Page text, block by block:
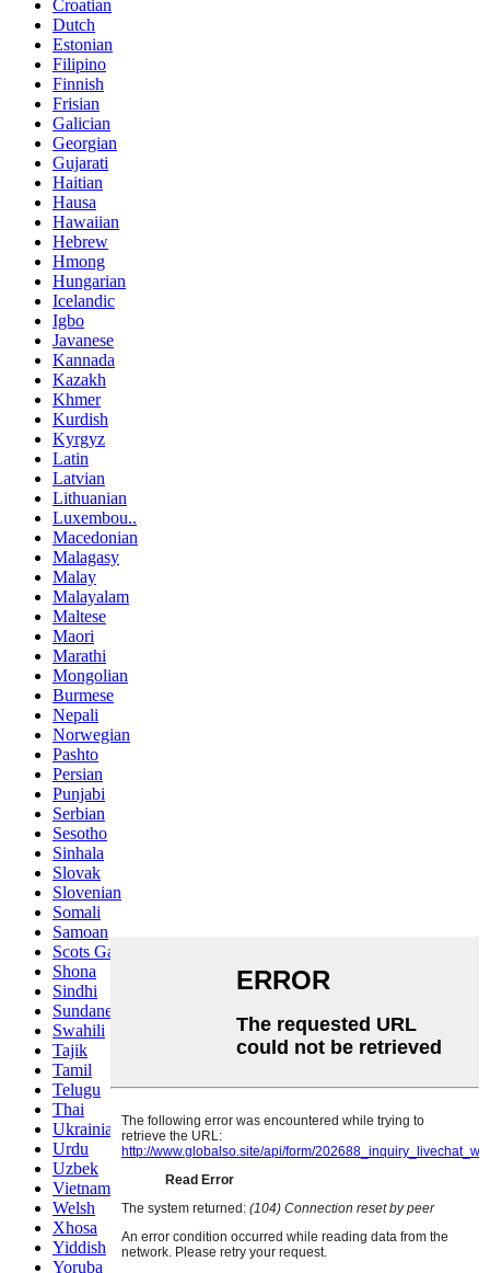
Croatian
Dutch
Estonian
Filipino
Finnish
Frisian
Galician
Georgian
Gujarati
Haitian
Hausa
Hawaiian
Hebrew
Hmong
Hungarian
Icelandic
Igbo
Javanese
Kannada
Kazakh
Khmer
Kurdish
Kyrgyz
Latin
Latvian
Lithuanian
Luxembou..
Macedonian
Malagasy
Malay
Malayalam
Maltese
Maori
Marathi
Mongolian
Burmese
Nepali
Norwegian
Pashto
Persian
Punjabi
Serbian
Sesotho
Sinhala
Slovak
Slovenian
Somali
Samoan
Scots Gaelic
Shona
Sindhi
Sundanese
Swahili
Tajik
Tamil
Telugu
Thai
Ukrainian
Urdu
Uzbek
Vietnamese
Welsh
Xhosa
Yiddish
Yoruba